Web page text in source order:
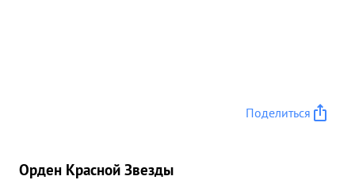
Поделиться
Орден Красной Звезды